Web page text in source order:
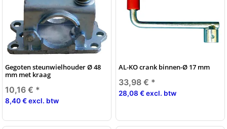
Gegoten steunwielhouder Ø 48
mm met kraag
10,16 € *
8,40 € excl. btw
AL-KO crank binnen-Ø 17 mm
33,98 € *
28,08 € excl. btw